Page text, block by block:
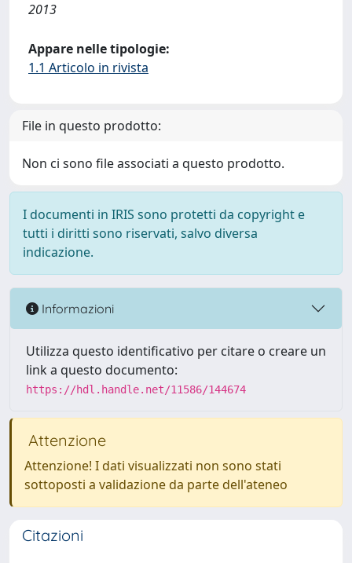
2013
Appare nelle tipologie:
1.1 Articolo in rivista
File in questo prodotto:
Non ci sono file associati a questo prodotto.
I documenti in IRIS sono protetti da copyright e
tutti i diritti sono riservati, salvo diversa
indicazione.
Informazioni
Utilizza questo identificativo per citare o creare un
link a questo documento:
https://hdl.handle.net/11586/144674
Attenzione
Attenzione! I dati visualizzati non sono stati
sottoposti a validazione da parte dell'ateneo
Citazioni